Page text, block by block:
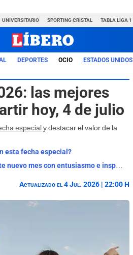
UNIVERSITARIO SPORTING CRISTAL TABLA LIGA 1
DEPORTES OCIO ESTADOS UNIDOS
las mejores
hoy, 4 de julio
especialy destacar el valor de la
esta fecha especial?
¡Bienvenido, agosto 2026! Las mejores frases para iniciar este nuevo mes con entusiasmo e inspiración
Actualizado el 4 Jul. 2026 | 22:00 H